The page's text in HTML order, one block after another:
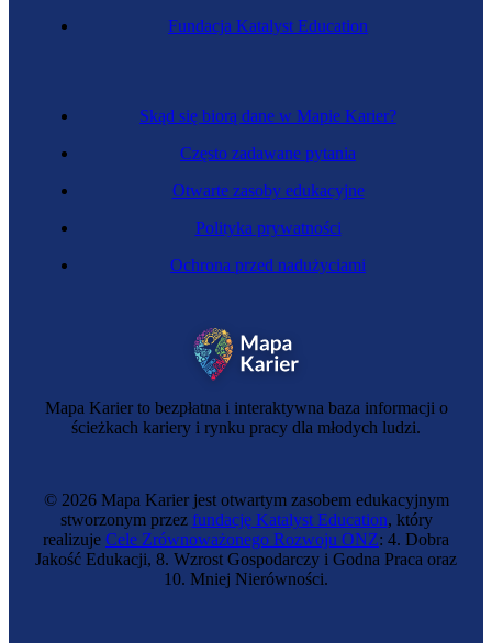
Nanotechnolożka
Mapa Karier to bezpłatna i interaktywna baza informacji o
ścieżkach kariery i rynku pracy dla młodych ludzi.
Skąd się biorą dane w Mapie Karier?
Często zadawane pytania
Otwarte zasoby edukacyjne
Polityka prywatności
Ochrona przed nadużyciami
Fundacja Katalyst Education
© 2026 Mapa Karier jest otwartym zasobem edukacyjnym
stworzonym przez fundację Katalyst Education, który
realizuje Cele Zrównoważonego Rozwoju ONZ: 4. Dobra
Jakość Edukacji, 8. Wzrost Gospodarczy i Godna Praca oraz
10. Mniej Nierówności.